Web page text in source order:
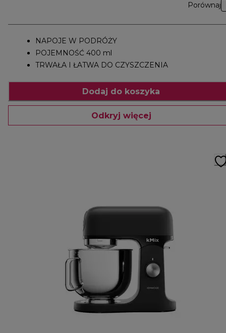
Porównaj
NAPOJE W PODRÓŻY
POJEMNOŚĆ 400 ml
TRWAŁA I ŁATWA DO CZYSZCZENIA
Dodaj do koszyka
Odkryj więcej